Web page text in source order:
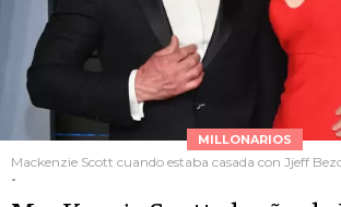
MILLONARIOS
Mackenzie Scott cuando estaba casada con Jjeff
-